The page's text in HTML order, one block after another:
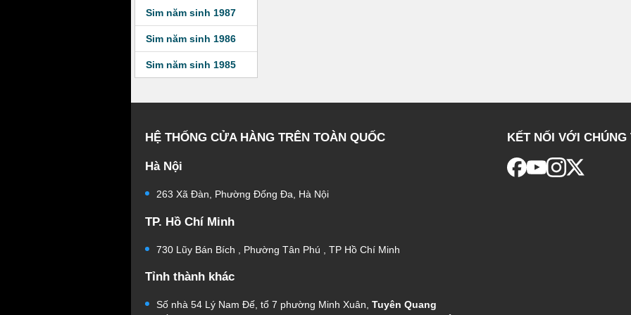
Sim năm sinh 1987
Sim năm sinh 1986
Sim năm sinh 1985
HỆ THỐNG CỬA HÀNG TRÊN TOÀN QUỐC
Hà Nội
263 Xã Đàn, Phường Đống Đa, Hà Nội
TP. Hồ Chí Minh
730 Lũy Bán Bích , Phường Tân Phú , TP Hồ Chí Minh
Tỉnh thành khác
Số nhà 54 Lý Nam Đế, tổ 7 phường Minh Xuân, Tuyên Quang
KẾT NỐI VỚI CHÚNG